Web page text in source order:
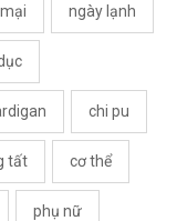
ngày lạnh
chi pu
tất cơ thể
phụ nữ